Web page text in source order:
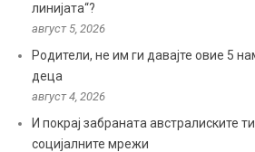
линијата“?
август 5, 2026
Родители, не им ги давајте овие 5
деца
август 4, 2026
И покрај забраната австралиските
социјалните мрежи